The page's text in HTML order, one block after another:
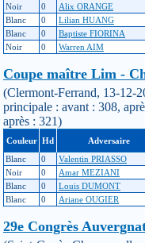
Noir
0 Alix ORANGE
Blanc
0 Lilian HUANG
Blanc
0 Baptiste FIORINA
Noir
0 Warren AIM
Coupe maître Lim -
(Clermont-Ferrand, 13-12-
principale : avant : 308,
après : 321)
Couleur Hd Adversaire
Blanc
0 Valentin PRIASSO
Noir
0 Amar MEZIANI
Blanc
0 Louis DUMONT
Blanc
0 Ariane OUGIER
29e Congrès